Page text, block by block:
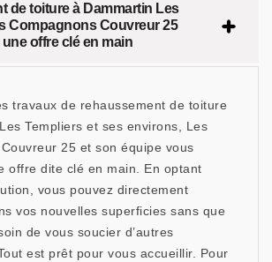
de toiture à Dammartin Les
Compagnons Couvreur 25
offre clé en main
travaux de rehaussement de toiture
Templiers et ses environs, Les
25 et son équipe vous
offre dite clé en main. En optant
vous pouvez directement
vos nouvelles superficies sans que
de vous soucier d’autres
est prêt pour vous accueillir. Pour